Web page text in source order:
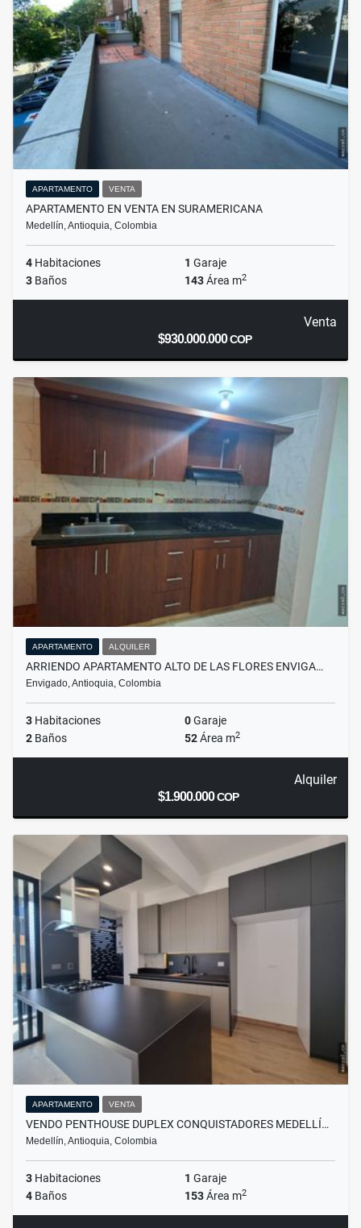
APARTAMENTO VENTA
APARTAMENTO EN VENTA EN SURAMERICANA
Medellín, Antioquia, Colombia
4 Habitaciones 1 Garaje
3 Baños 143Área m2
Venta
$930.000.000COP
APARTAMENTO ALQUILER
ARRIENDO APARTAMENTO ALTO DE LAS FLORES ENVIGA…
Envigado, Antioquia, Colombia
3 Habitaciones 0Garaje
2 Baños 52Área m2
Alquiler
$1.900.000COP
APARTAMENTO VENTA
VENDO PENTHOUSE DUPLEX CONQUISTADORES MEDELLÍ…
Medellín, Antioquia, Colombia
3 Habitaciones 1 Garaje
4 Baños 153Área m2